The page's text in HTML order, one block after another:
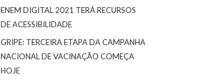
ENEM DIGITAL 2021 TERÁ RECURSOS
DE ACESSIBILIDADE
GRIPE: TERCEIRA ETAPA DA CAMPANHA
NACIONAL DE VACINAÇÃO COMEÇA
HOJE